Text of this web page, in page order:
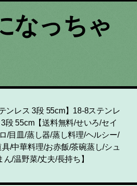
なっちゃ
ンレス 3段 55cm】18-8ステンレ
段 55cm【送料無料/せいろ/セイ
/目皿/蒸し器/蒸し料理/ヘルシー/
/中華料理/お赤飯/茶碗蒸し/シュ
ん/温野菜/丈夫/長持ち】